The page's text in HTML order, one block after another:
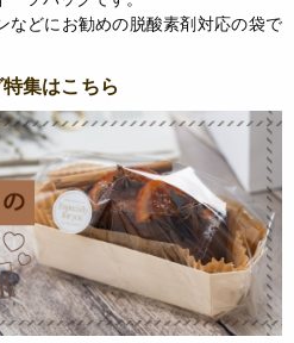
などにお勧めの脱酸素剤対応の袋で
集はこちら